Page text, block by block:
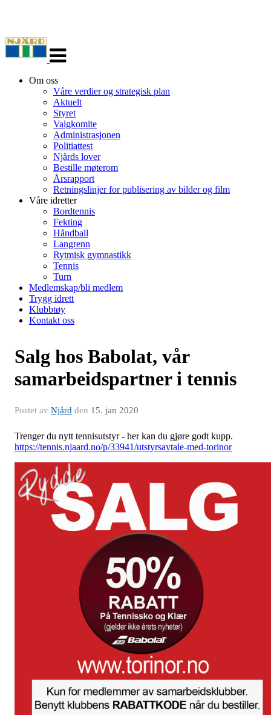
navigasjon
Om oss
Våre verdier og strategisk plan
Aktuelt
Styret
Valgkomite
Administrasjonen
Politiattest
Njårds lover
Bestille møterom
Årsrapport
Retningslinjer for publisering av bilder og film
Våre idretter
Bordtennis
Fekting
Håndball
Langrenn
Rytmisk gymnastikk
Tennis
Turn
Medlemskap/bli medlem
Trygg idrett
Klubbtøy
Kontakt oss
Salg hos Babolat, vår
samarbeidspartner i tennis
Postet av Njård den 15. jan 2020
Trenger du nytt tennisutstyr - her kan du gjøre godt kupp.
https://tennis.njaard.no/p/33941/utstyrsavtale-med-torinor